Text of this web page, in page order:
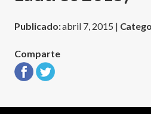
Publicado:abril 7, 2015 |
Comparte